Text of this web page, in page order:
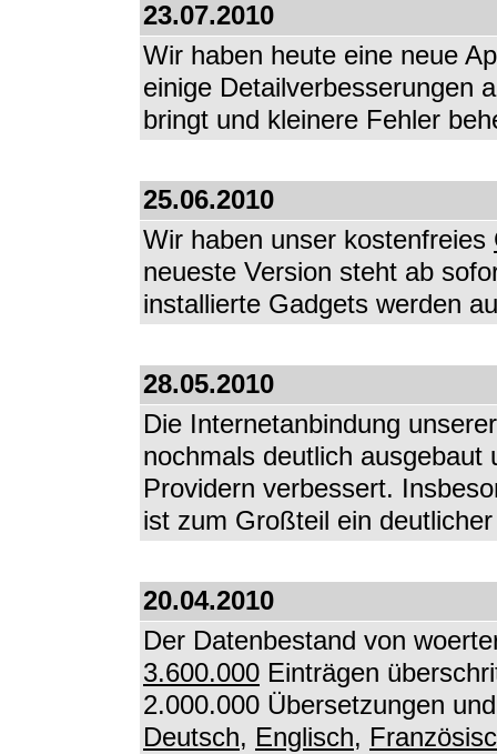
23.07.2010
Wir haben heute eine neue
einige Detailverbesserungen
bringt und kleinere Fehler
25.06.2010
Wir haben unser kostenfreies
neueste Version steht ab
installierte Gadgets werden
28.05.2010
Die Internetanbindung
nochmals deutlich ausgebaut
Providern verbessert.
ist zum Großteil ein
20.04.2010
Der Datenbestand von
3.600.000 Einträgen
2.000.000 Übersetzungen
Deutsch, Englisch,